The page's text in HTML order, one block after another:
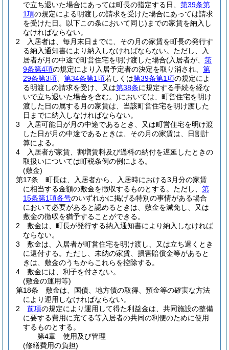
で立ち退いた場合にあっては町長の指定する日、 第39条第
1項の規定による明渡しの請求を受けた場合にあっては請求
を受けた日。以下この条において同じ) までの家賃を納入し
なければならない。
2
入居者は、毎月末日までに、その月の家賃を町長の発行す
る納入通知書により納入しなければならない。 ただし、入
居者が月の中途で町営住宅を明け渡した場合(入居者が、 第
9条第4項の規定により入居予定者の決定を取り消され、 第
29条第3項
第34条第1項若しくは第39条第1項の規定によ
る明渡しの請求を受け、又は第38条に規定する手続を経な
いで立ち退いた場合を含む。)においては、町営住宅を明け
渡した日の属する月の家賃は、当該町営住宅を明け渡した
日までに納入しなければならない。
3
入居可能日が月の中途であるとき、又は町営住宅を明け渡
した日が月の中途であるときは、その月の家賃は、日割計
算による。
4
入居者が家賃、割増賃料及び過料の納付を遅延したときの
取扱いについては町税条例の例による。
(敷金)
第17条
町長は、入居者から、入居時における3月分の家賃
に相当する金額の敷金を徴収するものとする。 ただし、 第
15条第1項各号のいずれかに掲げる特別の事情がある場合
において必要があると認めるときは、敷金を減免し、又は
敷金の徴収を猶予することができる。
2
敷金は、町長が発行する納入通知書により納入しなければ
ならない。
3
敷金は、入居者が町営住宅を明け渡し、又は立ち退くとき
に還付する。 ただし、未納の家賃、損害賠償金等があると
きは、敷金のうちからこれらを控除する。
4
敷金には、利子を付さない。
(敷金の運用等)
第18条
敷金は、国債、地方債の取得、預金等の確実な方法
により運用しなければならない。
2
前項の規定により運用して得た利益金は、共同施設の整備
に要する費用に充てる等入居者の共同の利便のために使用
するものとする。
第4章
使用及び管理
(修繕費用の負担)